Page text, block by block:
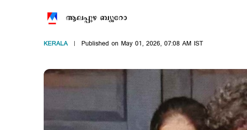
ആലപ്പുഴ ബ്യൂറോ
KERALA Published on May 01, 2026, 07:08 AM IST